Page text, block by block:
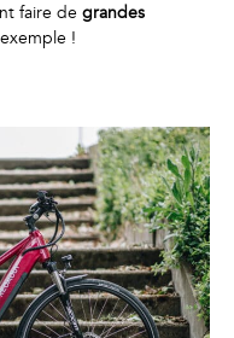
faire de grandes
!